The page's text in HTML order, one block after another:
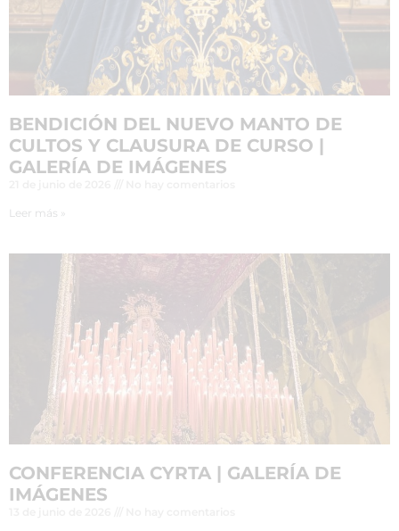
BENDICIÓN DEL NUEVO MANTO DE
CULTOS Y CLAUSURA DE CURSO |
GALERÍA DE IMÁGENES
Leer más »
CONFERENCIA CYRTA | GALERÍA DE
IMÁGENES